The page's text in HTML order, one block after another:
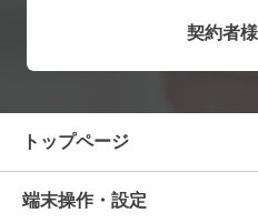
契約者
トップページ
端末操作・設定